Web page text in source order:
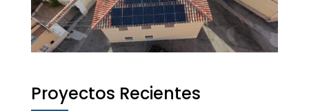
Proyectos Recientes